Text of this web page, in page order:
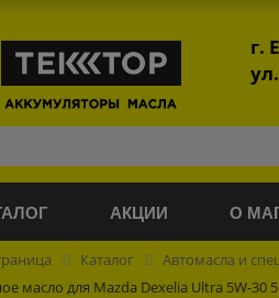
г.
АКЦИИ О
Каталог Автомасла и
масло для Mazda Dexelia Ultra 5W-30